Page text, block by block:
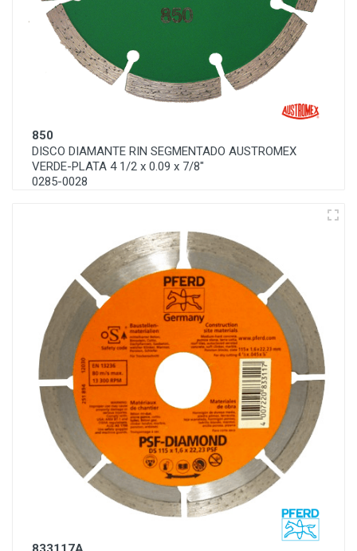
850
DISCO DIAMANTE RIN SEGMENTADO AUSTROMEX
VERDE-PLATA 4 1/2 x 0.09 x 7/8"
0285-0028